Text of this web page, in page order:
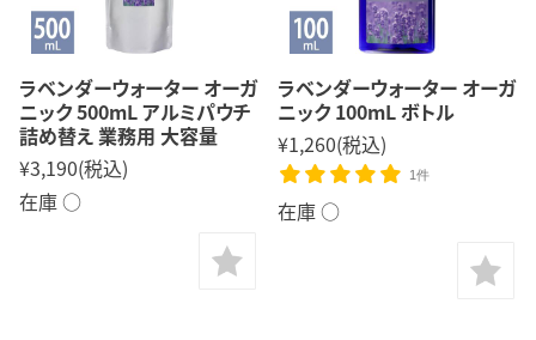
ラベンダーウォーター オーガ
ニック 500mL アルミパウチ
詰め替え 業務用 大容量
¥3,190(税込)
在庫 ○
ラベンダーウォーター オーガ
ニック 100mL ボトル
¥1,260(税込)
1件
在庫 ○